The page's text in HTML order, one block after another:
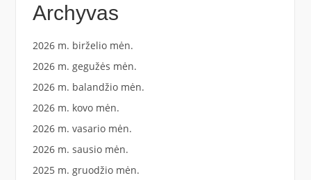
Archyvas
2026 m. birželio mėn.
2026 m. gegužės mėn.
2026 m. balandžio mėn.
2026 m. kovo mėn.
2026 m. vasario mėn.
2026 m. sausio mėn.
2025 m. gruodžio mėn.